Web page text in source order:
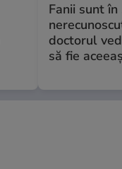
Fanii sunt în
doctorul
să fie